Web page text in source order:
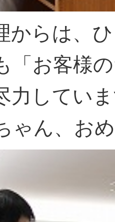
からは、
「お客様
力してい
ゃん、お